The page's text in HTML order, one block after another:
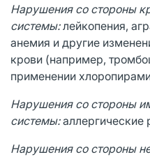
Нарушения со стороны
системы:лейкопения,
анемия и другие
крови (например,
применении
Нарушения со стороны
системы:аллергические
Нарушения со стороны